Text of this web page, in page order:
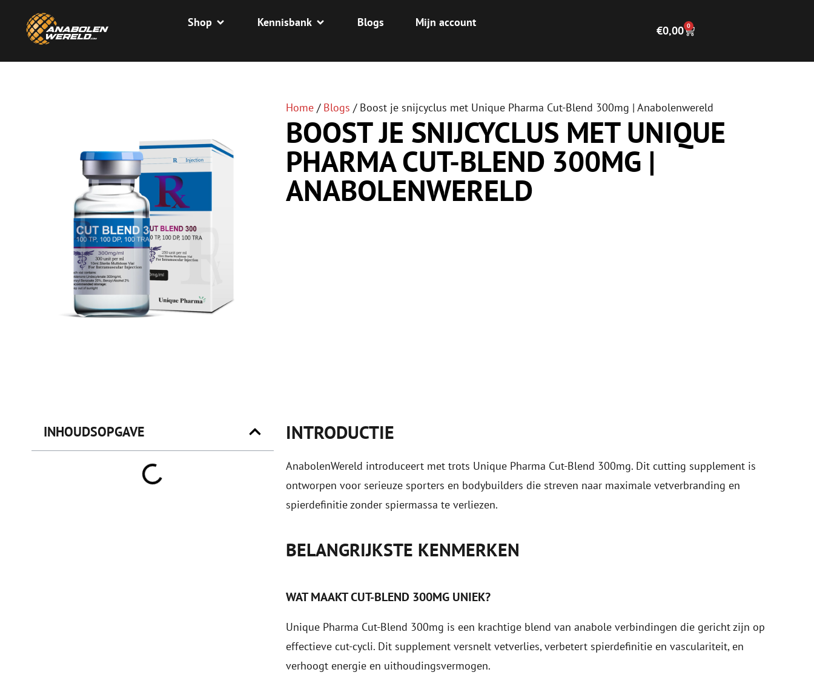
Shop Kennisbank Blogs Mijn account
€0,00 0
Home/ Blogs / Boost je snijcyclus met Unique Pharma Cut-Blend 300mg | Anabolenwereld
BOOST JE SNIJCYCLUS MET UNIQUE
PHARMA CUT-BLEND 300MG |
ANABOLENWERELD
INHOUDSOPGAVE INTRODUCTIE
AnabolenWereld introduceert met trots Unique Pharma Cut-Blend 300mg. Dit cutting supplement is
ontworpen voor serieuze sporters en bodybuilders die streven naar maximale vetverbranding en
spierdefinitie zonder spiermassa te verliezen.
BELANGRIJKSTE KENMERKEN
WAT MAAKT CUT-BLEND 300MG UNIEK?
Unique Pharma Cut-Blend 300mg is een krachtige blend van anabole verbindingen die gericht zijn op
effectieve cut-cycli. Dit supplement versnelt vetverlies, verbetert spierdefinitie en vasculariteit, en
verhoogt energie en uithoudingsvermogen.